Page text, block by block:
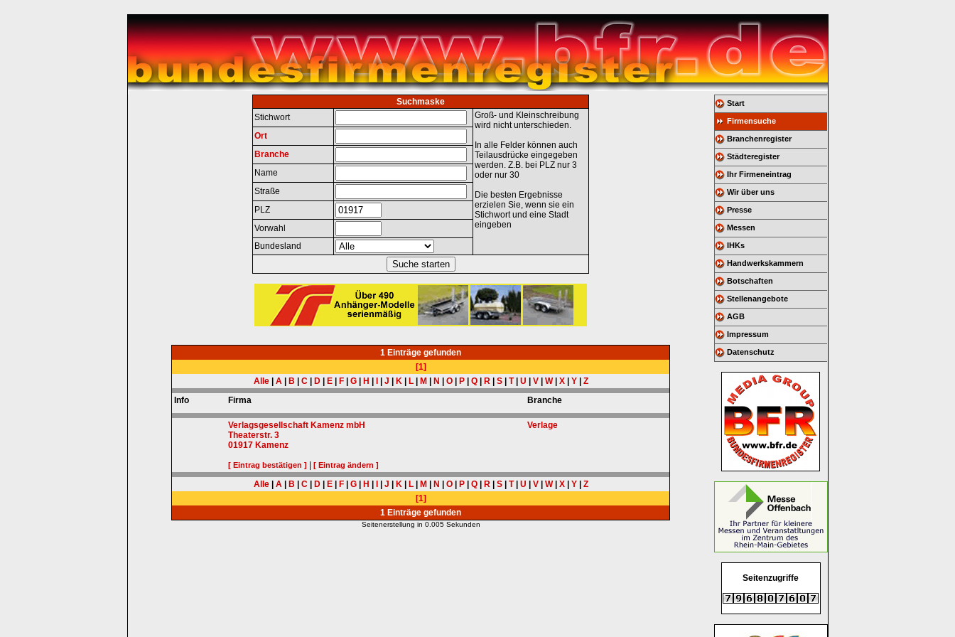
Suchmaske
Stichwort
Groß- und Kleinschreibung
wird nicht unterschieden.
In alle Felder können auch
Teilausdrücke eingegeben
werden. Z.B. bei PLZ nur 3
oder nur 30
Die besten Ergebnisse
erzielen Sie, wenn sie ein
Stichwort und eine Stadt
eingeben
Ort
Branche
Name
Straße
PLZ
Vorwahl
Bundesland
1 Einträge gefunden
[1]
Alle| A| B C| D| E| F| G| H J K| L| M N O| P| Q| R| S| T| U V| W| X| Y| Z
Info
Firma Branche
Verlagsgesellschaft Kamenz mbH
Theaterstr. 3
01917 Kamenz
[ Eintrag bestätigen ] [ Eintrag ändern ]
Verlage
Alle| A| B C| D| E| F| G| H J K| L| M N O| P| Q| R| S| T| U V| W| X| Y| Z
[1]
1 Einträge gefunden
Seitenerstellung in 0.005 Sekunden
Start
Firmensuche
Branchenregister
Städteregister
Ihr Firmeneintrag
Wir über uns
Presse
Messen
IHKs
Handwerkskammern
Botschaften
Stellenangebote
AGB
Impressum
Datenschutz
Seitenzugriffe